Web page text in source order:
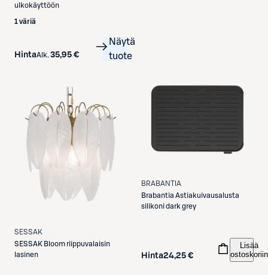
ulkokäyttöön
1 väriä
HintaAlk. 35,95 €
Näytä
tuote
SESSAK
SESSAK Bloom riippuvalaisin
lasinen
BRABANTIA
Brabantia Astiakuivausalusta
silikoni dark grey
Hinta24,25 €
Lisää
ostoskoriin